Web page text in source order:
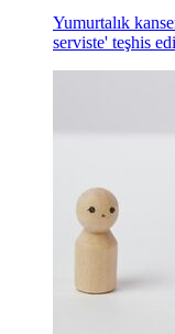
Yumurtalık
serviste' teşhis